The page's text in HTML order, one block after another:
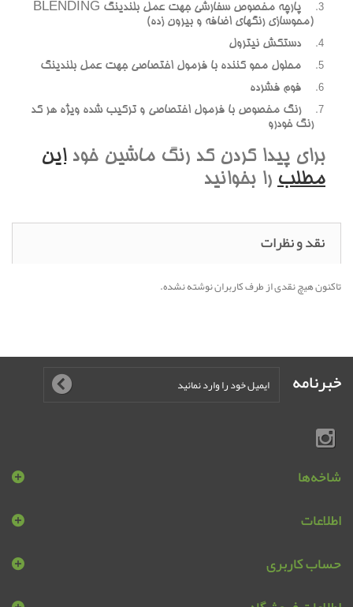
پارچه مخصوص سفارشي جهت عمل بلندينگ BLENDING
(محوسازي رنگهاي اضافه و بيرون زده)
دستکش نيترول
محلول محو کننده با فرمول اختصاصي جهت عمل بلندينگ
فوم فشرده
رنگ مخصوص با فرمول اختصاصي و ترکيب شده ويژه هر کد
رنگ خودرو
براي پيدا کردن کد رنگ ماشين خوداين
مطلب را بخوانيد
نقد و نظرات
تاکنون هیچ نقدی از طرف کاربران نوشته نشده.
خبرنامه
شاخه‌ها
اطلاعات
حساب کاربری